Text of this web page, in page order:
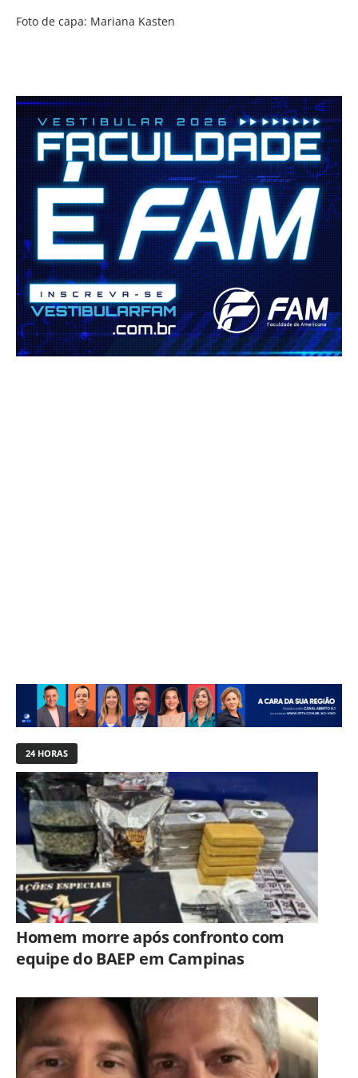
Foto de capa: Mariana Kasten
24 HORAS
Homem morre após confronto com
equipe do BAEP em Campinas